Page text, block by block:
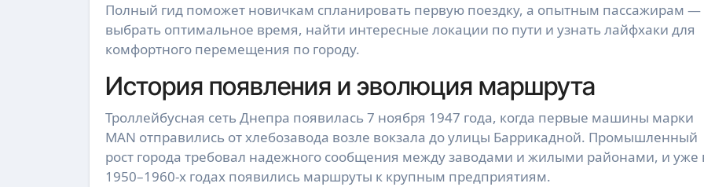
Полный гид поможет новичкам спланировать первую поездку, а опытным пассажирам —
выбрать оптимальное время, найти интересные локации по пути и узнать лайфхаки для
комфортного перемещения по городу.
История появления и эволюция маршрута
Троллейбусная сеть Днепра появилась 7 ноября 1947 года, когда первые машины марки
MAN отправились от хлебозавода возле вокзала до улицы Баррикадной. Промышленный
рост города требовал надежного сообщения между заводами и жилыми районами, и уже
1950–1960-х годах появились маршруты к крупным предприятиям.